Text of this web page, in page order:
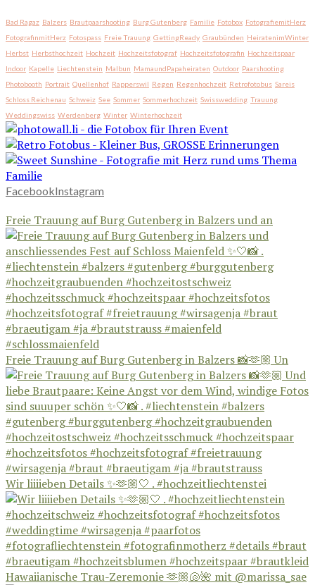
Bad Ragaz Balzers Brautpaarshooting Burg Gutenberg Familie Fotobox FotografiemitHerz
FotografinmitHerz Fotospass Freie Trauung GettingReady Graubünden HeiratenimWinter
Herbst Herbsthochzeit Hochzeit Hochzeitsfotograf Hochzeitsfotografin Hochzeitspaar
Indoor Kapelle Liechtenstein Malbun MamaundPapaheiraten Outdoor Paarshooting
Photobooth Portrait Quellenhof Rapperswil Regen Regenhochzeit Retrofotobus Sareis
Schloss Reichenau Schweiz See Sommer Sommerhochzeit Swisswedding Trauung
Weddingswiss Werdenberg Winter Winterhochzeit
FacebookInstagram
Freie Trauung auf Burg Gutenberg in Balzers und an
Freie Trauung auf Burg Gutenberg in Balzers 📸🫶🏼 Un
Wir liiiieben Details ✨🫶🏼🤍 . #hochzeitliechtenstei
Hawaiianische Trau-Zeremonie 🫶🏼🐚🌺 mit @marissa_sae